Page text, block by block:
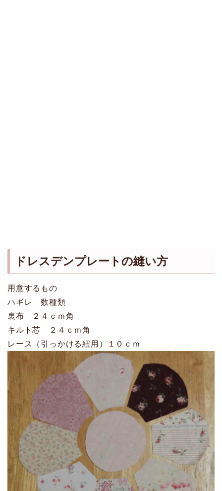
ドレスデンプレートの縫い方
用意するもの
ハギレ 数種類
裏布 ２４ｃｍ角
キルト芯 ２４ｃｍ角
レース（引っかける紐用）１０ｃｍ